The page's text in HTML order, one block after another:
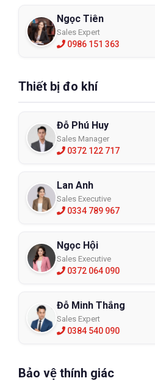
Ngọc Tiên
Sales Expert
0986 151 363
Thiết bị đo khí
Đỗ Phú Huy
Sales Manager
0372 122 717
Lan Anh
Sales Executive
0334 789 967
Ngọc Hội
Sales Executive
0372 064 090
Đỗ Minh Thắng
Sales Expert
0384 540 090
Bảo vệ thính giác